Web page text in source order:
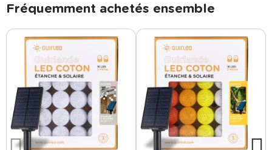
Fréquemment achetés ensemble